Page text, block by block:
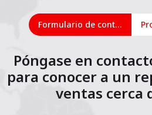
Formulario de contacto
Póngase en
para conocer a un
ventas cerca